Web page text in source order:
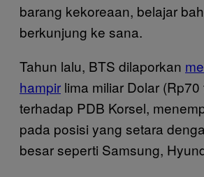
barang kekoreaan, belajar
berkunjung ke sana.
Tahun lalu, BTS dilaporkan
hampir lima miliar Dolar (Rp70
terhadap PDB Korsel,
pada posisi yang setara
besar seperti Samsung,